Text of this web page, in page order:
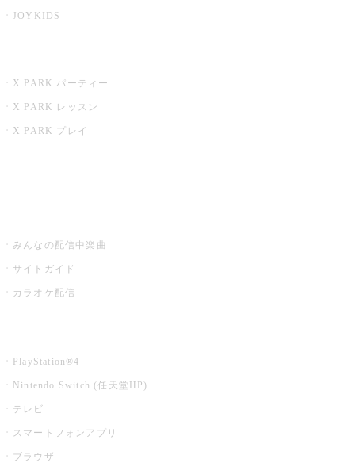
JOYKIDS
X PARK パーティー
X PARK レッスン
X PARK プレイ
みんなの配信中楽曲
サイトガイド
カラオケ配信
PlayStation®4
Nintendo Switch (任天堂HP)
テレビ
スマートフォンアプリ
ブラウザ